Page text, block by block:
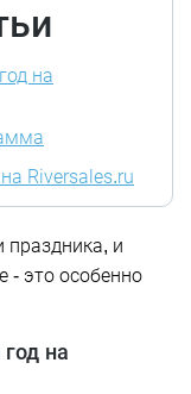
на
Riversales.ru
праздника, и
- это особенно
на